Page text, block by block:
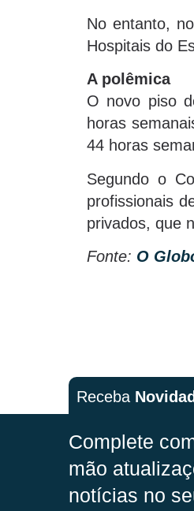
No entanto,
Hospitais do
A polêmica
O novo piso
horas
44 horas
Segundo o
profissionais
privados, que
Fonte: O
Receba
Complete
mão
notícias no